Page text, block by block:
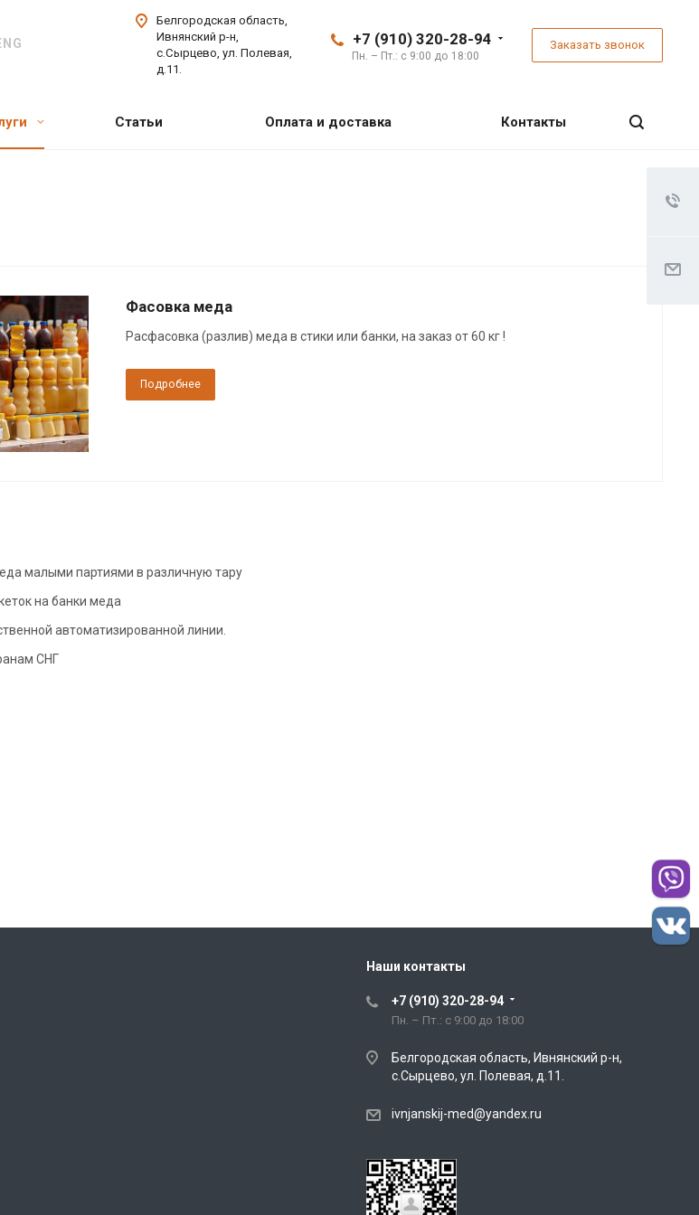
+7 (910) 320-28-94
Пн. – Пт.: с 9:00 до 18:00
Заказать звонок
Белгородская область,
Ивнянский р-н,
с.Сырцево, ул. Полевая,
д.11.
Статьи Оплата и доставка Контакты
Фасовка меда
Расфасовка (разлив) меда в стики или банки, на заказ от 60 кг !
Подробнее
малыми партиями в различную тару
на банки меда
автоматизированной линии.
СНГ
Наши контакты
+7 (910) 320-28-94
Пн. – Пт.: с 9:00 до 18:00
Белгородская область, Ивнянский р-н,
с.Сырцево, ул. Полевая, д.11.
ivnjanskij-med@yandex.ru